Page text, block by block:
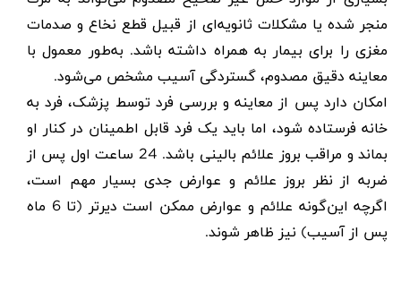
منجر شده یا مشکلات ثانویه‌ای از قبیل قطع نخاع و صدمات
مغزی را برای بیمار به همراه داشته باشد. به‌طور معمول با
معاینه دقیق مصدوم، گستردگی آسیب مشخص می‌شود.
امکان دارد پس از معاینه و بررسی فرد توسط پزشک، فرد به
خانه فرستاده شود، اما باید یک فرد قابل اطمینان در کنار او
بماند و مراقب بروز علائم بالینی باشد. 24 ساعت اول پس از
ضربه از نظر بروز علائم و عوارض جدی بسیار مهم است،
اگرچه این‌گونه علائم و عوارض ممکن است دیرتر (تا 6 ماه
پس از آسیب) نیز ظاهر شوند.